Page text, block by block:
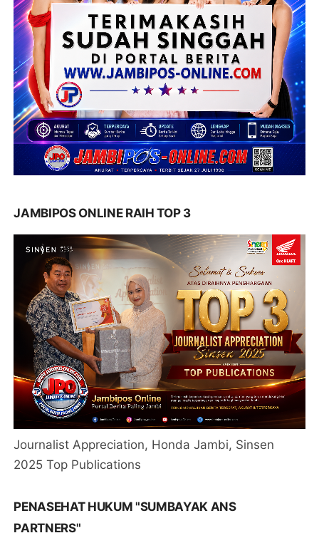
JAMBIPOS ONLINE RAIH TOP 3
Journalist Appreciation, Honda Jambi, Sinsen
2025 Top Publications
PENASEHAT HUKUM "SUMBAYAK ANS
PARTNERS"